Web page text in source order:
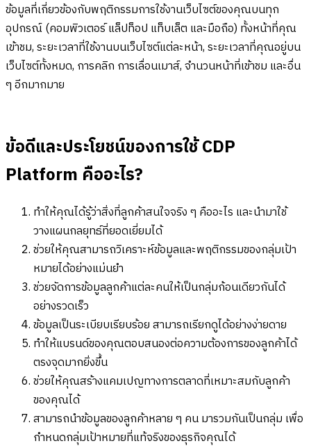
ข้อมูลที่เกี่ยวข้องกับพฤติกรรมการใช้งานเว็บไซต์ของคุณบนทุก
อุปกรณ์ (คอมพิวเตอร์ แล็ปท็อป แท็บเล็ต และมือถือ) ทั้งหน้าที่คุณ
เข้าชม, ระยะเวลาที่ใช้งานบนเว็บไซต์แต่ละหน้า, ระยะเวลาที่คุณอยู่บน
เว็บไซต์ทั้งหมด, การคลิก การเลื่อนเมาส์, จำนวนหน้าที่เข้าชม และอื่น
ๆ อีกมากมาย
ข้อดีและประโยชน์ของการใช้ CDP
Platform คืออะไร?
ทำให้คุณได้รู้ว่าสิ่งที่ลูกค้าสนใจจริง ๆ คืออะไร และนำมาใช้
วางแผนกลยุทธ์ที่ยอดเยี่ยมได้
ช่วยให้คุณสามารถวิเคราะห์ข้อมูลและพฤติกรรมของกลุ่มเป้า
หมายได้อย่างแม่นยำ
ช่วยจัดการข้อมูลลูกค้าแต่ละคนให้เป็นกลุ่มก้อนเดียวกันได้
อย่างรวดเร็ว
ข้อมูลเป็นระเบียบเรียบร้อย สามารถเรียกดูได้อย่างง่ายดาย
ทำให้แบรนด์ของคุณตอบสนองต่อความต้องการของลูกค้าได้
ตรงจุดมากยิ่งขึ้น
ช่วยให้คุณสร้างแคมเปญทางการตลาดที่เหมาะสมกับลูกค้า
ของคุณได้
สามารถนำข้อมูลของลูกค้าหลาย ๆ คน มารวมกันเป็นกลุ่ม เพื่อ
กำหนดกลุ่มเป้าหมายที่แท้จริงของธุรกิจคุณได้